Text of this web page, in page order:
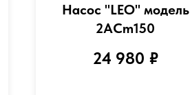
Насос "LEO" модель
2ACm150
24 980 ₽